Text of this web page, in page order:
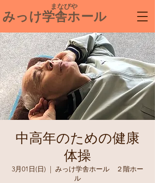
​ まなびや
みっけ学舎ホール
中高年のための健康
体操
3月01日(日)
  |
みっけ学舎ホール ２階ホー
ル